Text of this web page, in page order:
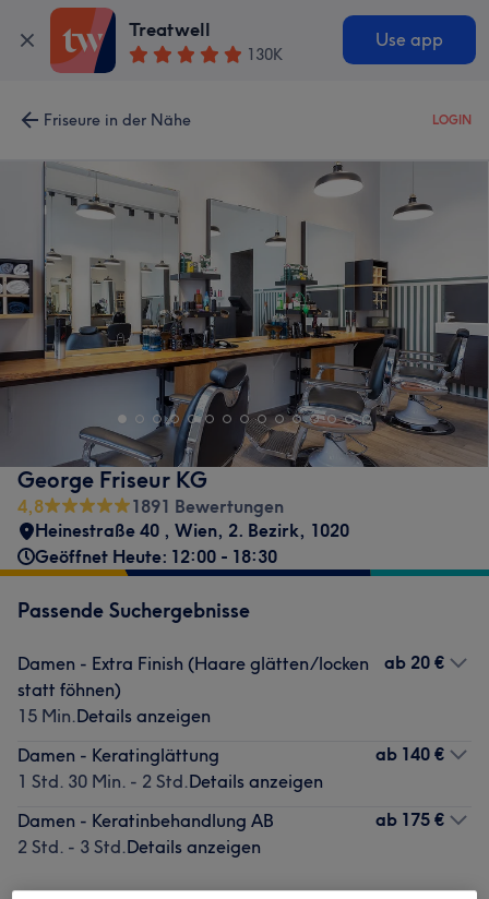
Treatwell
130K
Use app
Friseure in der Nähe LOGIN
George Friseur KG
4,8
1891 Bewertungen
Heinestraße 40 , Wien, 2. Bezirk, 1020
Geöffnet Heute: 12:00 - 18:30
Passende Suchergebnisse
Damen - Extra Finish (Haare glätten/locken
statt föhnen)
15 Min.Details anzeigen
ab 20 €
Damen - Keratinglättung
1 Std. 30 Min. - 2 Std.Details anzeigen
ab 140 €
Damen - Keratinbehandlung AB
2 Std. - 3 Std.Details anzeigen
ab 175 €